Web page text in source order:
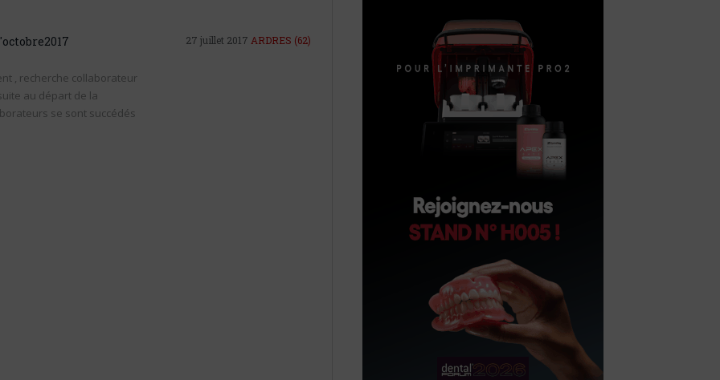
, recherche collaborateur
au départ de la
se sont succédés
27 juillet 2017 ARDRES (62)